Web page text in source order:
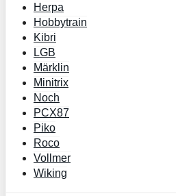
Herpa
Hobbytrain
Kibri
LGB
Märklin
Minitrix
Noch
PCX87
Piko
Roco
Vollmer
Wiking